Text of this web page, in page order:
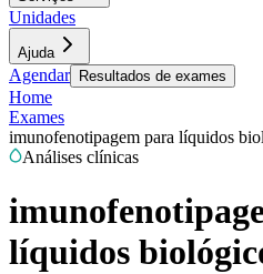
Unidades
Ajuda
Agendar Resultados de exames
Home
Exames
imunofenotipagem para líquidos
Análises clínicas
líquidos